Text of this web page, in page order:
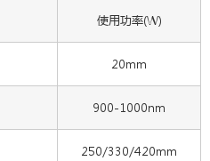
使用功率(W)
20mm
900-1000nm
250/330/420mm